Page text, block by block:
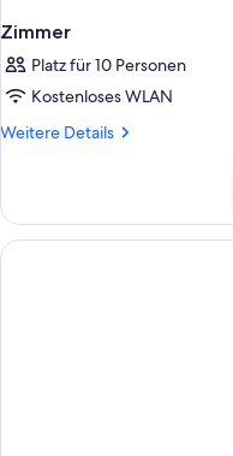
Zimmer
Platz für 10 Personen
Kostenloses WLAN
Weitere Details
Weitere